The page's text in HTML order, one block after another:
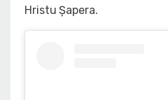
Hristu Șapera.